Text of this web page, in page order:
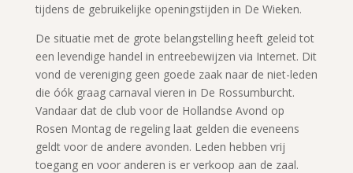
tijdens de gebruikelijke openingstijden in De Wieken.
De situatie met de grote belangstelling heeft geleid tot
een levendige handel in entreebewijzen via Internet. Dit
vond de vereniging geen goede zaak naar de niet-leden
die óók graag carnaval vieren in De Rossumburcht.
Vandaar dat de club voor de Hollandse Avond op
Rosen Montag de regeling laat gelden die eveneens
geldt voor de andere avonden. Leden hebben vrij
toegang en voor anderen is er verkoop aan de zaal.